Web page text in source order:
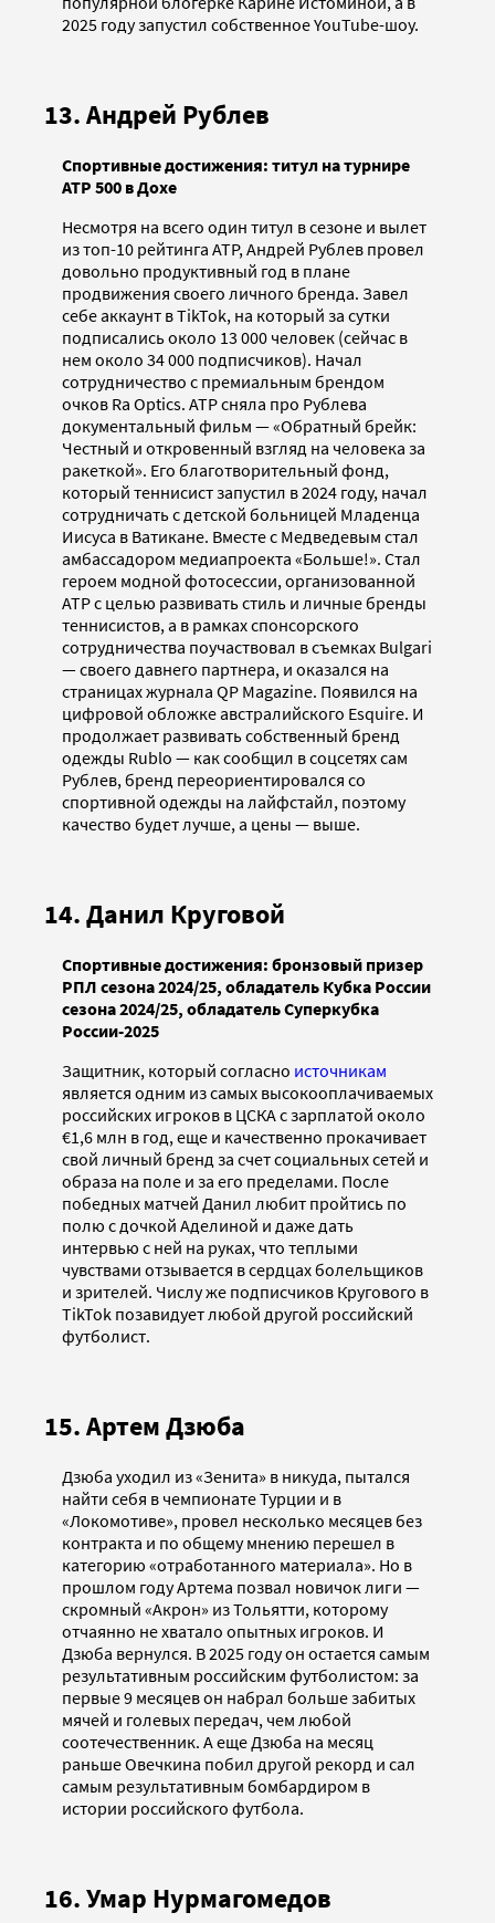
2025 году запустил собственное YouTube-шоу.
13. Андрей Рублев
Спортивные достижения: титул на турнире
ATP 500 в Дохе
Несмотря на всего один титул в сезоне и вылет
из топ-10 рейтинга ATP, Андрей Рублев провел
довольно продуктивный год в плане
продвижения своего личного бренда. Завел
себе аккаунт в TikTok, на который за сутки
подписались около 13 000 человек (сейчас в
нем около 34 000 подписчиков). Начал
сотрудничество с премиальным брендом
очков Ra Optics. ATP сняла про Рублева
документальный фильм — «Обратный брейк:
Честный и откровенный взгляд на человека за
ракеткой». Его благотворительный фонд,
который теннисист запустил в 2024 году, начал
сотрудничать с детской больницей Младенца
Иисуса в Ватикане. Вместе с Медведевым стал
амбассадором медиапроекта «Больше!». Стал
героем модной фотосессии, организованной
ATP с целью развивать стиль и личные бренды
теннисистов, а в рамках спонсорского
сотрудничества поучаствовал в съемках Bulgari
— своего давнего партнера, и оказался на
страницах журнала QP Magazine . Появился на
цифровой обложке австралийского Esquire. И
продолжает развивать собственный бренд
одежды Rublo — как сообщил в соцсетях сам
Рублев, бренд переориентировался со
спортивной одежды на лайфстайл, поэтому
качество будет лучше, а цены — выше.
14. Данил Круговой
Спортивные достижения: бронзовый призер
РПЛ сезона 2024/25, обладатель Кубка России
сезона 2024/25, обладатель Суперкубка
России-2025
Защитник, который согласно источникам
является одним из самых высокооплачиваемых
российских игроков в ЦСКА с зарплатой около
€1,6 млн в год, еще и качественно прокачивает
свой личный бренд за счет социальных сетей и
образа на поле и за его пределами. После
победных матчей Данил любит пройтись по
полю с дочкой Аделиной и даже дать
интервью с ней на руках, что теплыми
чувствами отзывается в сердцах болельщиков
и зрителей. Числу же подписчиков Кругового в
TikTok позавидует любой другой российский
футболист.
15. Артем Дзюба
Дзюба уходил из «Зенита» в никуда, пытался
найти себя в чемпионате Турции и в
«Локомотиве», провел несколько месяцев без
контракта и по общему мнению перешел в
категорию «отработанного материала». Но в
прошлом году Артема позвал новичок лиги —
скромный «Акрон» из Тольятти, которому
отчаянно не хватало опытных игроков. И
Дзюба вернулся. В 2025 году он остается самым
результативным российским футболистом: за
первые 9 месяцев он набрал больше забитых
мячей и голевых передач, чем любой
соотечественник. А еще Дзюба на месяц
раньше Овечкина побил другой рекорд и сал
самым результативным бомбардиром в
истории российского футбола.
16. Умар Нурмагомедов